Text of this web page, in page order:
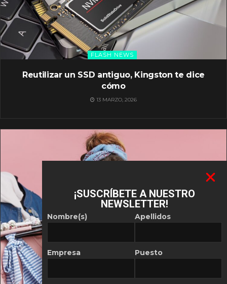
FLASH NEWS
Reutilizar un SSD antiguo, Kingston te dice
cómo
13 MARZO, 2026
¡SUSCRÍBETE A NUESTRO
NEWSLETTER!
Nombre(s)
Empresa
Apellidos
Puesto